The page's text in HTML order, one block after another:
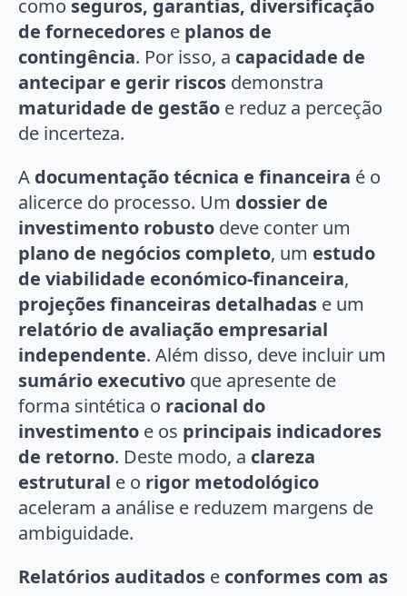
como seguros, garantias, diversificação
de fornecedores e planos de
contingência. Por isso, a capacidade de
antecipar e gerir riscos demonstra
maturidade de gestão e reduz a perceção
de incerteza.
A documentação técnica e financeira é o
alicerce do processo. Um dossier de
investimento robusto deve conter um
plano de negócios completo, um estudo
de viabilidade económico-financeira,
projeções financeiras detalhadas e um
relatório de avaliação empresarial
independente. Além disso, deve incluir um
sumário executivo que apresente de
forma sintética o racional do
investimento e os principais indicadores
de retorno. Deste modo, a clareza
estrutural e o rigor metodológico
aceleram a análise e reduzem margens de
ambiguidade.
Relatórios auditados e conformes com as